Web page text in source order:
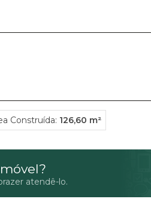
Construída: 126,60 m²
atendê-lo.